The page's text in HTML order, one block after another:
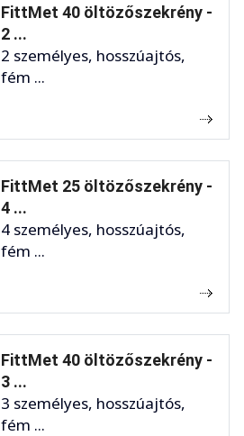
FittMet 40 öltözőszekrény -
2 ...
2 személyes, hosszúajtós,
fém ...
FittMet 25 öltözőszekrény -
4 ...
4 személyes, hosszúajtós,
fém ...
FittMet 40 öltözőszekrény -
3 ...
3 személyes, hosszúajtós,
fém ...